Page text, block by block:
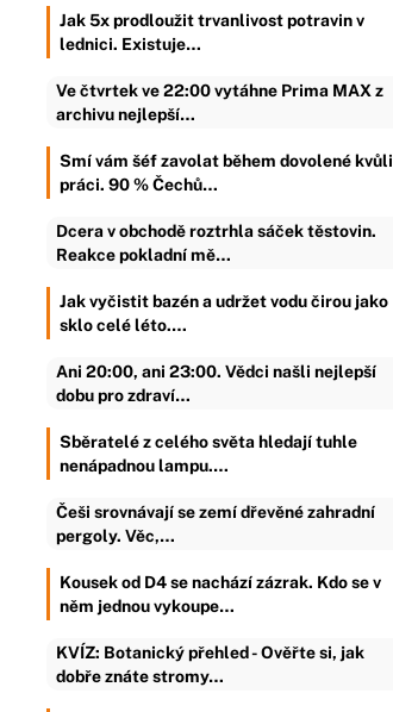
Jak 5x prodloužit trvanlivost potravin v
lednici. Existuje…
Ve čtvrtek ve 22:00 vytáhne Prima MAX z
archivu nejlepší…
Smí vám šéf zavolat během dovolené kvůli
práci. 90 % Čechů…
Dcera v obchodě roztrhla sáček těstovin.
Reakce pokladní mě…
Jak vyčistit bazén a udržet vodu čirou jako
sklo celé léto.…
Ani 20:00, ani 23:00. Vědci našli nejlepší
dobu pro zdraví…
Sběratelé z celého světa hledají tuhle
nenápadnou lampu.…
Češi srovnávají se zemí dřevěné zahradní
pergoly. Věc,…
Kousek od D4 se nachází zázrak. Kdo se v
něm jednou vykoupe…
KVÍZ: Botanický přehled - Ověřte si, jak
dobře znáte stromy…